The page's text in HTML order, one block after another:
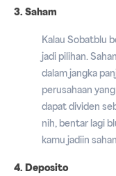
3. Saham
Kalau Sobatblu
jadi pilihan.
dalam jangka
perusahaan
dapat dividen
nih, bentar lagi
kamu jadiin
4. Deposito